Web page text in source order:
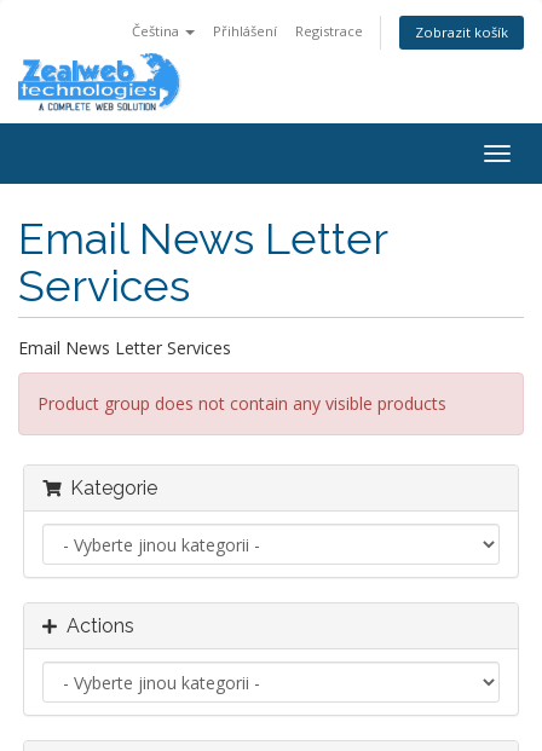
Čeština Přihlášení Registrace Zobrazit košík
Email News Letter
Services
Email News Letter Services
Product group does not contain any visible products
Kategorie
Actions